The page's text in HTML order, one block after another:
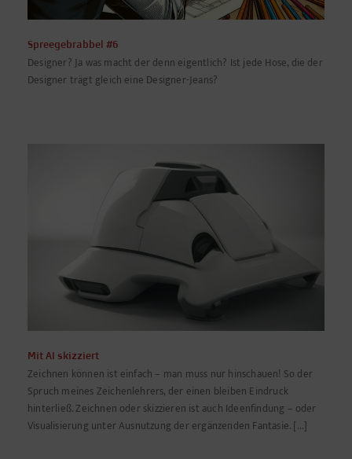
Spreegebrabbel #6
Designer? Ja was macht der denn eigentlich? Ist jede Hose, die der
Designer trägt gleich eine Designer-Jeans?
Mit AI skizziert
Zeichnen können ist einfach – man muss nur hinschauen! So der
Spruch meines Zeichenlehrers, der einen bleiben Eindruck
hinterließ. Zeichnen oder skizzieren ist auch Ideenfindung – oder
Visualisierung unter Ausnutzung der ergänzenden Fantasie. [...]